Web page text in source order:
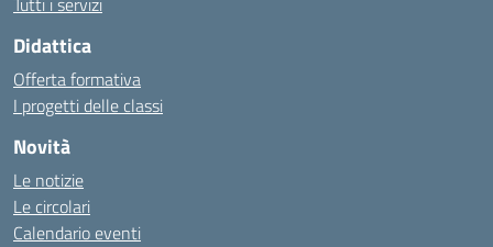
Didattica
Offerta formativa
I progetti delle classi
Novità
Le notizie
Le circolari
Calendario eventi